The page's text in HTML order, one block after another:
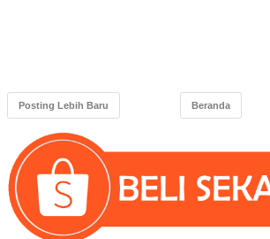
Posting Lebih Baru Beranda